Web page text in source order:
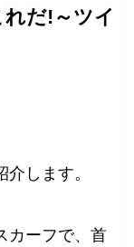
だ!～ツイ
します。
カーフで、首